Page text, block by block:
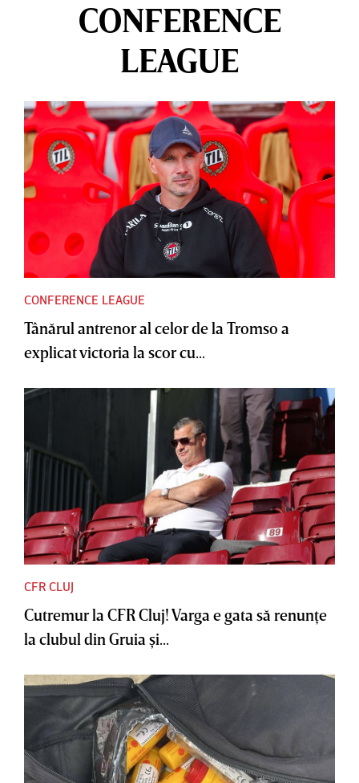
CONFERENCE
LEAGUE
CONFERENCE LEAGUE
Tânărul antrenor al celor de la Tromso a
explicat victoria la scor cu...
CFR CLUJ
Cutremur la CFR Cluj! Varga e gata să renunţe
la clubul din Gruia şi...